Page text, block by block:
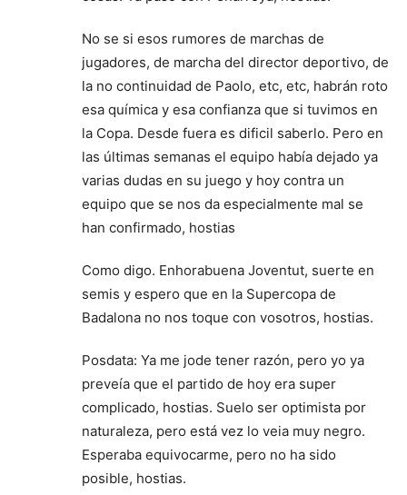
No se si esos rumores de marchas de
jugadores, de marcha del director deportivo, de
la no continuidad de Paolo, etc, etc, habrán roto
esa química y esa confianza que si tuvimos en
la Copa. Desde fuera es dificil saberlo. Pero en
las últimas semanas el equipo había dejado ya
varias dudas en su juego y hoy contra un
equipo que se nos da especialmente mal se
han confirmado, hostias
Como digo. Enhorabuena Joventut, suerte en
semis y espero que en la Supercopa de
Badalona no nos toque con vosotros, hostias.
Posdata: Ya me jode tener razón, pero yo ya
preveía que el partido de hoy era super
complicado, hostias. Suelo ser optimista por
naturaleza, pero está vez lo veia muy negro.
Esperaba equivocarme, pero no ha sido
posible, hostias.